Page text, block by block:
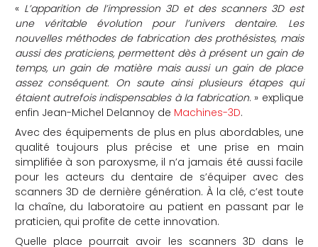
« L’apparition de l’impression 3D et des scanners 3D est
une véritable évolution pour l’univers dentaire. Les
nouvelles méthodes de fabrication des prothésistes, mais
aussi des praticiens, permettent dès à présent un gain de
temps, un gain de matière mais aussi un gain de place
assez conséquent. On saute ainsi plusieurs étapes qui
étaient autrefois indispensables à la fabrication. » explique
enfin Jean-Michel Delannoy de Machines-3D.
Avec des équipements de plus en plus abordables, une
qualité toujours plus précise et une prise en main
simplifiée à son paroxysme, il n’a jamais été aussi facile
pour les acteurs du dentaire de s’équiper avec des
scanners 3D de dernière génération. À la clé, c’est toute
la chaîne, du laboratoire au patient en passant par le
praticien, qui profite de cette innovation.
Quelle place pourrait avoir les scanners 3D dans le